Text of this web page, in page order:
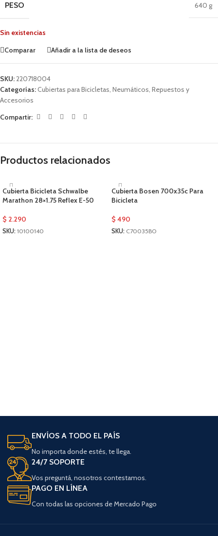
PESO 640 g
Sin existencias
Comparar
Añadir a la lista de deseos
SKU:220718004
Categorías:Cubiertas para Bicicletas, Neumáticos, Repuestos y
Accesorios
Compartir:
Productos relacionados
Cubierta Bicicleta Schwalbe
Marathon 28×1.75 Reflex E-50
$ 2.290
SKU: 10100140
Cubierta Bosen 700x35c Para
Bicicleta
$ 490
SKU: C70035BO
ENVÍOS A TODO EL PAÍS
No importa donde estés, te llega.
24/7 SOPORTE
Vos preguntá, nosotros contestamos.
PAGO EN LÍNEA
Con todas las opciones de Mercado Pago